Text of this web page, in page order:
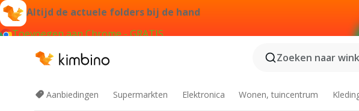
Altijd de actuele folders bij de hand
Toevoegen aan Chrome - GRATIS
Zoeken naar
Aanbiedingen Supermarkten Elektronica Wonen, tuincentrum